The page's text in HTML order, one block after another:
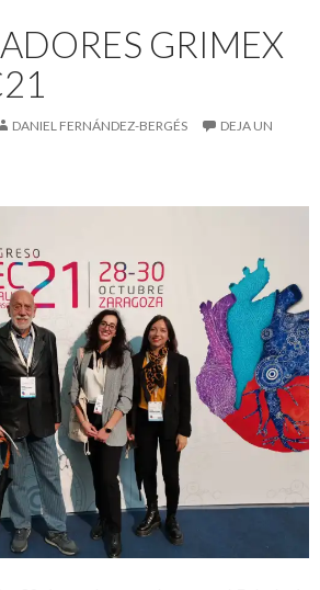
GRIMEX
DANIEL FERNÁNDEZ-BERGÉS
DEJA UN